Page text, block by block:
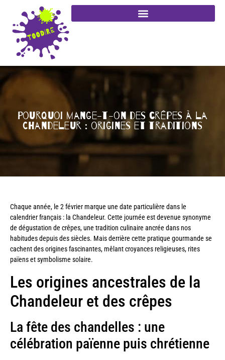
Pourquoi mange-t-on des crêpes à la
Chandeleur : origines et traditions
Chaque année, le 2 février marque une date particulière dans le
calendrier français : la Chandeleur. Cette journée est devenue synonyme
de dégustation de crêpes, une tradition culinaire ancrée dans nos
habitudes depuis des siècles. Mais derrière cette pratique gourmande se
cachent des origines fascinantes, mêlant croyances religieuses, rites
païens et symbolisme solaire.
Les origines ancestrales de la
Chandeleur et des crêpes
La fête des chandelles : une
célébration païenne puis chrétienne